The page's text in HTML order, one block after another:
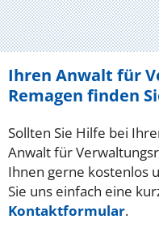
Ihren Anwalt für
Remagen finden
Sollten Sie Hilfe bei
Anwalt für
Ihnen gerne kostenlos
Sie uns einfach eine
Kontaktformular.